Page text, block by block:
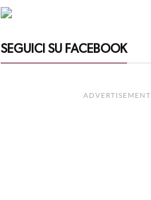
SEGUICI SU FACEBOOK
ADVERTISEMENT